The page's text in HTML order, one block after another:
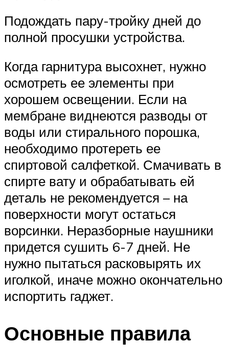
Подождать пару-тройку дней до
полной просушки устройства.
Когда гарнитура высохнет, нужно
осмотреть ее элементы при
хорошем освещении. Если на
мембране виднеются разводы от
воды или стирального порошка,
необходимо протереть ее
спиртовой салфеткой. Смачивать в
спирте вату и обрабатывать ей
деталь не рекомендуется – на
поверхности могут остаться
ворсинки. Неразборные наушники
придется сушить 6-7 дней. Не
нужно пытаться расковырять их
иголкой, иначе можно окончательно
испортить гаджет.
Основные правила